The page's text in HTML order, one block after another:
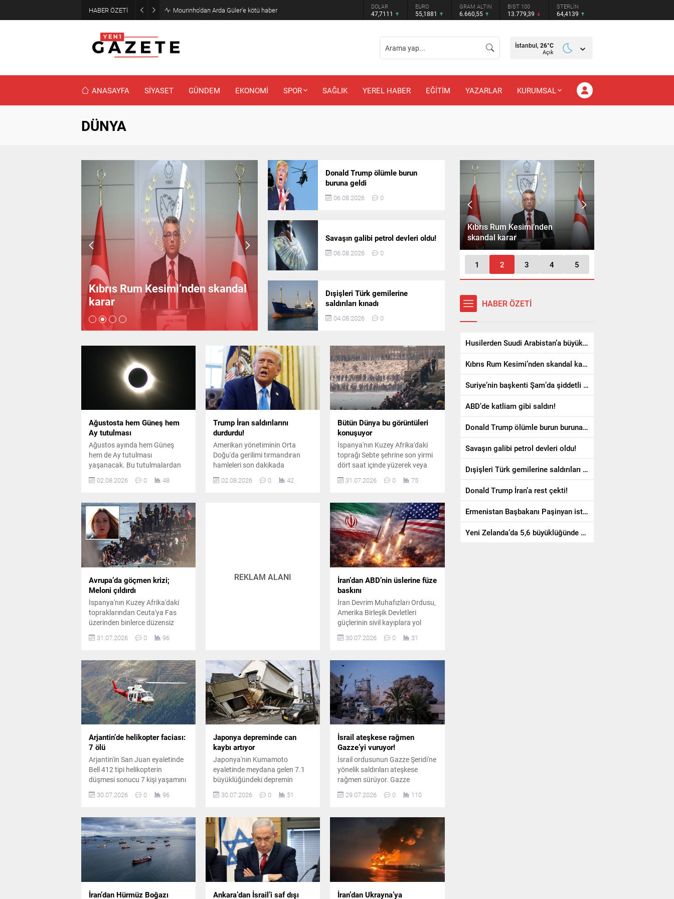
HABER ÖZETİ Mourinho’dan Arda Güler’e kötü haber DOLAR
47,7111
EURO
55,1881
GRAM ALTIN
6.660,55
BIST 100
13.779,39
STERLİN
64,4139
İstanbul, 26°C
Açık
ANASAYFA SİYASET GÜNDEM EKONOMİ SPOR SAĞLIK YEREL HABER EĞİTİM YAZARLAR KURUMSAL
DÜNYA
Kıbrıs Rum Kesimi’nden skandal
karar
Suriye’nin başkenti Şam’da
şiddetli patlama
ABD’de katliam gibi saldırı!
Donald Trump ölümle burun
buruna geldi
06.08.2026 0
Savaşın galibi petrol devleri oldu!
06.08.2026 0
Dışişleri Türk gemilerine
saldırıları kınadı
04.08.2026 0
Ağustosta hem Güneş hem
Ay tutulması
Ağustos ayında hem Güneş
hem de Ay tutulması
yaşanacak. Bu tutulmalardan
12 Ağustos'taki tam Güneş
tutulması Türkiye'den
Ağustos'taki parçalı Ay
tutulması izlenebilecek.
02.08.2026 0 48
Trump İran saldırılarını
durdurdu!
Amerikan yönetiminin Orta
Doğu'da gerilimi tırmandıran
hamleleri son dakikada
durdurulurken, liderin sosyal
medya üzerinden yaptığı
02.08.2026 0 42
Bütün Dünya bu görüntüleri
konuşuyor
İspanya'nın Kuzey Afrika'daki
toprağı Sebte şehrine son yirmi
dört saat içinde yüzerek veya
yürüyerek girenlerin sayısının
kırk dokuz bini aştığı tahmin
dalgasında on sekiz düzensiz
göçmen hayatını kaybetti.
31.07.2026 0 75
Avrupa’da göçmen krizi;
Meloni çıldırdı
İspanya'nın Kuzey Afrika'daki
topraklarından Ceuta'ya Fas
üzerinden binlerce düzensiz
güvenliği tamamen çökerken,
hayatını kaybetti ve gelişmeler
Avrupa'da geniş çaplı siyasi
gerilime yol açtı.
31.07.2026 0 96
REKLAM ALANI
İran’dan ABD’nin üslerine füze
baskını
İran Devrim Muhafızları Ordusu,
Amerika Birleşik Devletleri
güçlerinin sivil kayıplara yol
misilleme olarak Ürdün sınırları
konuşlandığı El-Azrak Hava
Üssü'nü balistik füzelerle hedef
aldığını duyurdu.
30.07.2026 0 31
Arjantin’de helikopter faciası:
7 ölü
Arjantin'in San Juan eyaletinde
Bell 412 tipi helikopterin
düşmesi sonucu 7 kişi yaşamını
yitirdi. Kazanın nedeni
araştırılırken, hayatını
kamu görevlileri de bulunuyor.
30.07.2026 0 96
Japonya depreminde can
kaybı artıyor
Japonya'nın Kumamoto
eyaletinde meydana gelen 7.1
büyüklüğündeki depremin
ardından can kaybı 28'e
yükseldi. Arama kurtarma
artçı sarsıntılara karşı
vatandaşları dikkatli olmaları
konusunda uyardı.
30.07.2026 0 51
İsrail ateşkese rağmen
Gazze’yi vuruyor!
İsrail ordusunun Gazze Şeridi'ne
yönelik saldırıları ateşkese
rağmen sürüyor. Gazze
kentindeki Yarmouk
Mahallesi'nde düzenlenen son
çevresindeki binalar hedef
29.07.2026 0 110
İran’dan Hürmüz Boğazı Ankara’dan İsrail’i saf dışı İran’dan Ukrayna’ya
büyük saldırı
Kıbrıs Rum Kesimi’nden
skandal karar
1 2 3 4 5
HABER ÖZETİ
Husilerden Suudi Arabistan’a büyük saldırı
Kıbrıs Rum Kesimi’nden skandal karar
Suriye’nin başkenti Şam’da şiddetli patlama
ABD’de katliam gibi saldırı!
Donald Trump ölümle burun buruna geldi
Savaşın galibi petrol devleri oldu!
Dışişleri Türk gemilerine saldırıları kınadı
Donald Trump İran’a rest çekti!
Ermenistan Başbakanı Paşinyan istifa etti!
Yeni Zelanda’da 5,6 büyüklüğünde deprem